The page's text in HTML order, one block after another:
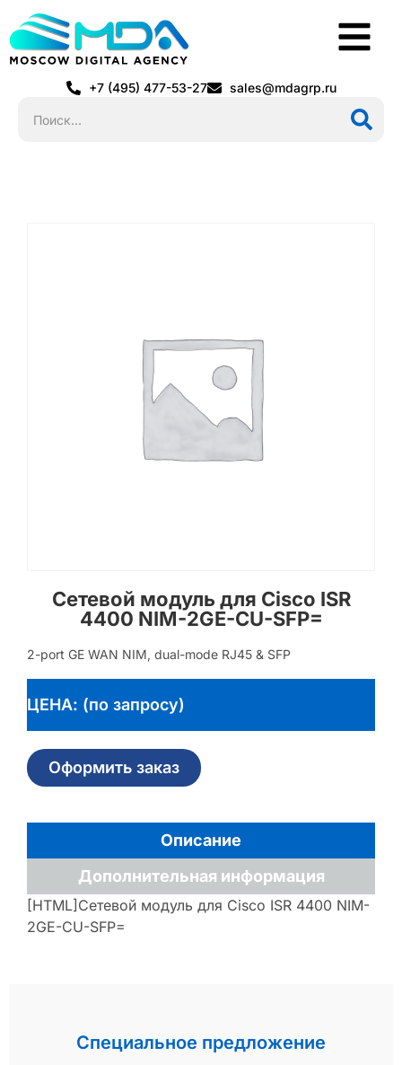
+7 (495) 477-53-27 sales@mdagrp.ru
Сетевой модуль для Cisco ISR
4400 NIM-2GE-CU-SFP=
2-port GE WAN NIM, dual-mode RJ45 & SFP
ЦЕНА: (по запросу)
Оформить заказ
Описание
Дополнительная информация
[HTML]Сетевой модуль для Cisco ISR 4400 NIM-
2GE-CU-SFP=
Специальное предложение